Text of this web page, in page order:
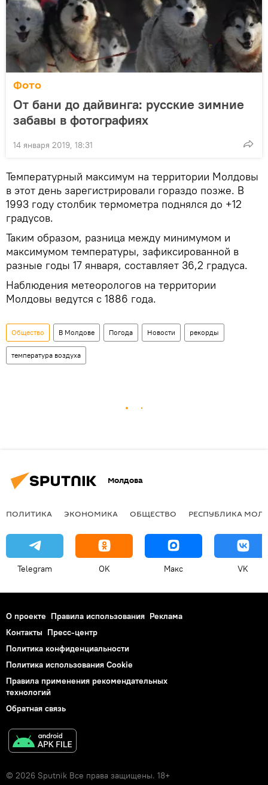
Фото
От бани до дайвинга: русские зимние
забавы в фотографиях
14 января 2019, 18:31
Температурный максимум на территории Молдовы
в этот день зарегистрировали гораздо позже. В
1993 году столбик термометра поднялся до +12
градусов.
Таким образом, разница между минимумом и
максимумом температуры, зафиксированной в
разные годы 17 января, составляет 36,2 градуса.
Наблюдения метеорологов на территории
Молдовы ведутся с 1886 года.
Общество В Молдове Погода Новости рекорды
температура воздуха
Молдова
ПОЛИТИКА ЭКОНОМИКА ОБЩЕСТВО РЕСПУБЛИКА
Telegram OK Макс VK
О проекте Правила использования Реклама
Контакты Пресс-центр
Политика конфиденциальности
Политика использования Cookie
Правила применения рекомендательных
технологий
Обратная связь
© 2026 Sputnik Все права защищены. 18+